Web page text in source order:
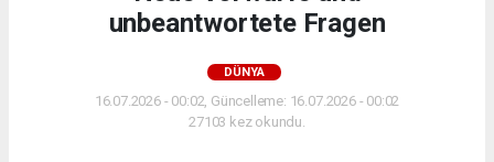
unbeantwortete Fragen
DÜNYA
16.07.2026 - 00:02, Güncelleme: 16.07.2026 - 00:02
27103 kez okundu.